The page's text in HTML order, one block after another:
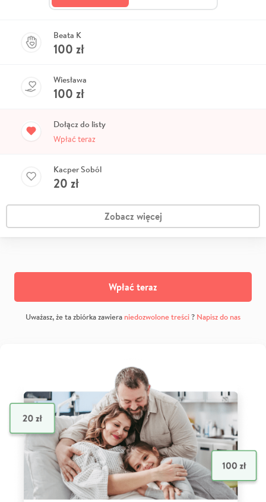
Beata K
100 zł
Wiesława
100 zł
Dołącz do listy
Wpłać teraz
Kacper Soból
20 zł
Zobacz więcej
Wpłać teraz
Uważasz, że ta zbiórka zawiera niedozwolone treści? Napisz do nas